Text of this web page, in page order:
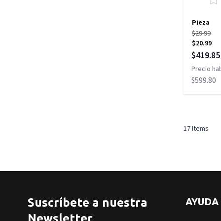
Pieza
$29.99
$20.99
Precio
$419.85
Precio
$599.80
17Items
Suscríbete a nuestra
Newsletter